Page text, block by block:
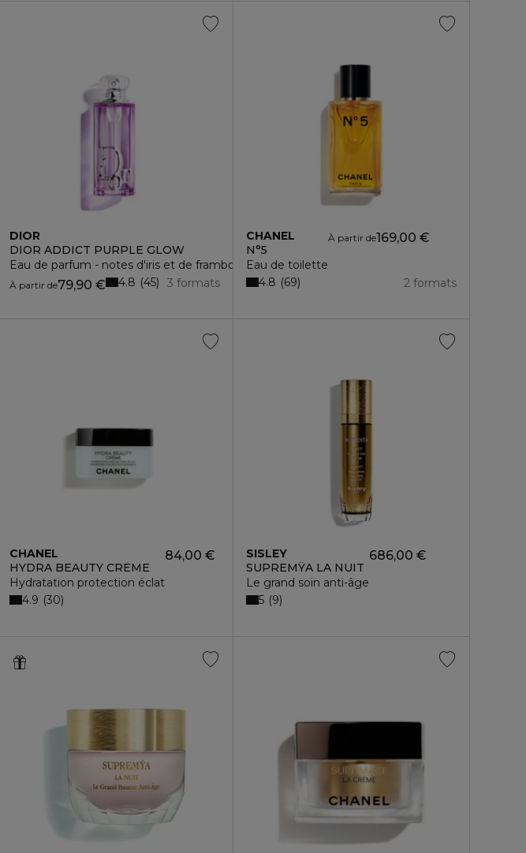
DIOR
DIOR ADDICT PURPLE GLOW
Eau de parfum - notes d'iris et de framboise
À partir de79,90 € 3 formats
4.8 45
CHANEL
N°5
Eau de toilette
À partir de169,00 €
2 formats
4.8 69
CHANEL
HYDRA BEAUTY CRÈME
Hydratation protection éclat
84,00 €
4.9 30
SISLEY
SUPREMŸA LA NUIT
Le grand soin anti-âge
686,00 €
5 9